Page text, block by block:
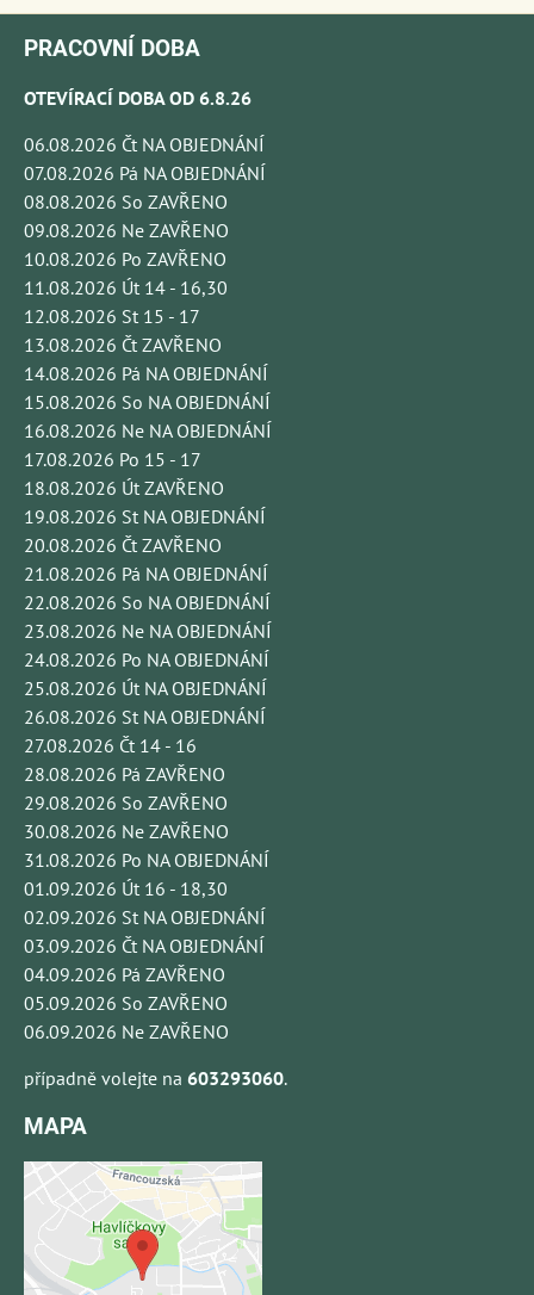
PRACOVNÍ DOBA
OTEVÍRACÍ DOBA OD 6.8.26
06.08.2026 Čt NA OBJEDNÁNÍ
07.08.2026 Pá NA OBJEDNÁNÍ
08.08.2026 So ZAVŘENO
09.08.2026 Ne ZAVŘENO
10.08.2026 Po ZAVŘENO
11.08.2026 Út 14 - 16,30
12.08.2026 St 15 - 17
13.08.2026 Čt ZAVŘENO
14.08.2026 Pá NA OBJEDNÁNÍ
15.08.2026 So NA OBJEDNÁNÍ
16.08.2026 Ne NA OBJEDNÁNÍ
17.08.2026 Po 15 - 17
18.08.2026 Út ZAVŘENO
19.08.2026 St NA OBJEDNÁNÍ
20.08.2026 Čt ZAVŘENO
21.08.2026 Pá NA OBJEDNÁNÍ
22.08.2026 So NA OBJEDNÁNÍ
23.08.2026 Ne NA OBJEDNÁNÍ
24.08.2026 Po NA OBJEDNÁNÍ
25.08.2026 Út NA OBJEDNÁNÍ
26.08.2026 St NA OBJEDNÁNÍ
27.08.2026 Čt 14 - 16
28.08.2026 Pá ZAVŘENO
29.08.2026 So ZAVŘENO
30.08.2026 Ne ZAVŘENO
31.08.2026 Po NA OBJEDNÁNÍ
01.09.2026 Út 16 - 18,30
02.09.2026 St NA OBJEDNÁNÍ
03.09.2026 Čt NA OBJEDNÁNÍ
04.09.2026 Pá ZAVŘENO
05.09.2026 So ZAVŘENO
06.09.2026 Ne ZAVŘENO
případně volejte na 603293060.
MAPA